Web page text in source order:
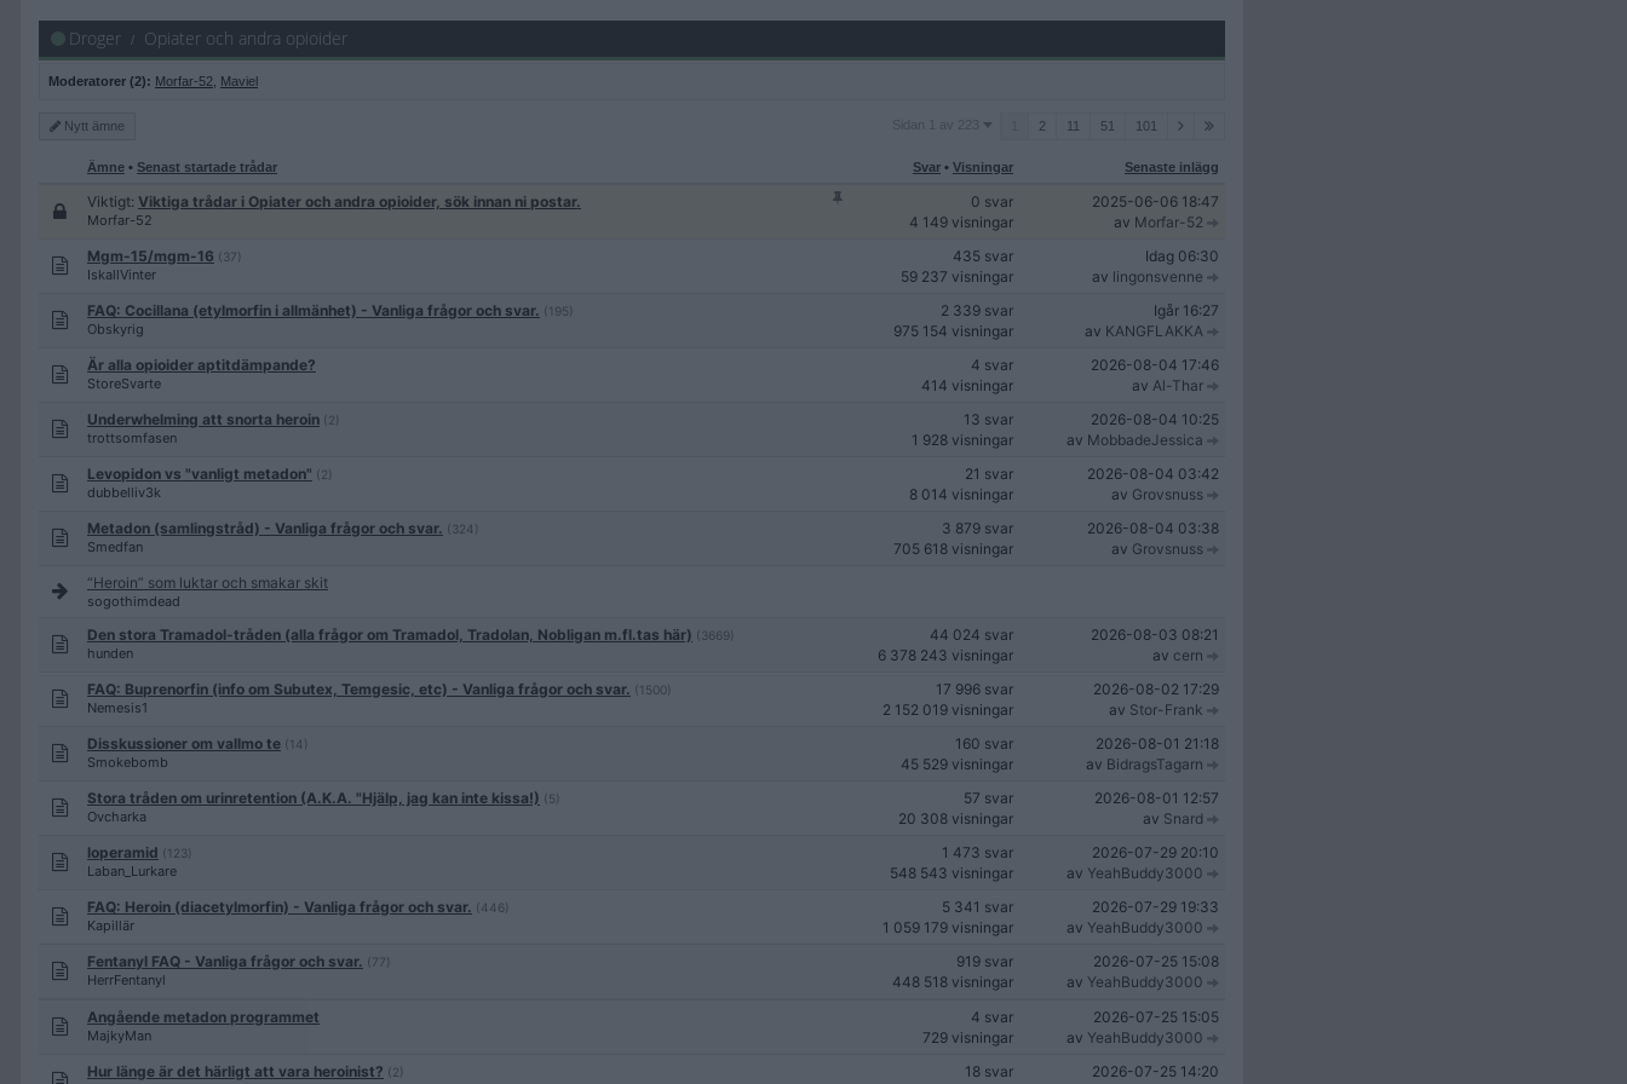
Droger Opiater och andra opioider
Moderatorer (2): Morfar-52 Maviel
Nytt ämne
Sidan
Sidan 1 av 223 2 11 51 101
Ämne • Senast startade trådar Svar • Visningar Senaste inlägg
Viktigt: Viktiga trådar i Opiater och andra opioider, sök innan ni postar.
Morfar-52
0 svar
4 149 visningar
2025-06-06 18:47
av Morfar-52
Mgm-15/mgm-16 (37)
IskallVinter
435 svar
59 237 visningar
Idag 06:30
av lingonsvenne
FAQ: Cocillana (etylmorfin i allmänhet) - Vanliga frågor och svar. (195)
Obskyrig
2 339 svar
975 154 visningar
Igår 16:27
av KANGFLAKKA
Är alla opioider aptitdämpande?
StoreSvarte
4 svar
414 visningar
2026-08-04 17:46
av Al-Thar
Underwhelming att snorta heroin (2)
trottsomfasen
13 svar
1 928 visningar
2026-08-04 10:25
av MobbadeJessica
Levopidon vs "vanligt metadon" (2)
dubbelliv3k
21 svar
8 014 visningar
2026-08-04 03:42
av Grovsnuss
Metadon (samlingstråd) - Vanliga frågor och svar. (324)
Smedfan
3 879 svar
705 618 visningar
2026-08-04 03:38
av Grovsnuss
“Heroin” som luktar och smakar skit
sogothimdead
Den stora Tramadol-tråden (alla frågor om Tramadol, Tradolan, Nobligan m.fl.tas här) (3669)
hunden
44 024 svar
6 378 243 visningar
2026-08-03 08:21
av cern
FAQ: Buprenorfin (info om Subutex, Temgesic, etc) - Vanliga frågor och svar. (1500)
Nemesis1
17 996 svar
2 152 019 visningar
2026-08-02 17:29
av Stor-Frank
Disskussioner om vallmo te (14)
Smokebomb
160 svar
45 529 visningar
2026-08-01 21:18
av BidragsTagarn
Stora tråden om urinretention (A.K.A. "Hjälp, jag kan inte kissa!) (5)
Ovcharka
57 svar
20 308 visningar
2026-08-01 12:57
av Snard
loperamid (123)
Laban_Lurkare
1 473 svar
548 543 visningar
2026-07-29 20:10
av YeahBuddy3000
FAQ: Heroin (diacetylmorfin) - Vanliga frågor och svar. (446)
Kapillär
5 341 svar
1 059 179 visningar
2026-07-29 19:33
av YeahBuddy3000
Fentanyl FAQ - Vanliga frågor och svar. (77)
HerrFentanyl
919 svar
448 518 visningar
2026-07-25 15:08
av YeahBuddy3000
Angående metadon programmet
MajkyMan
4 svar
729 visningar
2026-07-25 15:05
av YeahBuddy3000
Hur länge är det härligt att vara heroinist? (2)
18 svar
2026-07-25 14:20